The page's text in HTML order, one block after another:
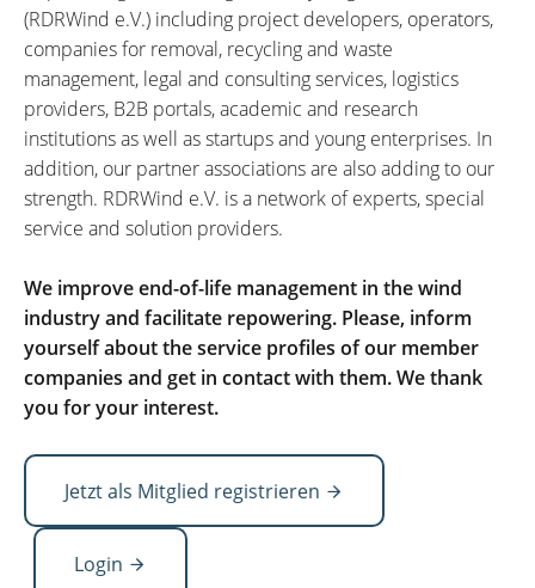
(RDRWind e.V.) including project developers, operators,
companies for removal, recycling and waste
management, legal and consulting services, logistics
providers, B2B portals, academic and research
institutions as well as startups and young enterprises. In
addition, our partner associations are also adding to our
strength. RDRWind e.V. is a network of experts, special
service and solution providers.
We improve end-of-life management in the wind
industry and facilitate repowering. Please, inform
yourself about the service profiles of our member
companies and get in contact with them. We thank
you for your interest.
Jetzt als Mitglied registrieren
Login